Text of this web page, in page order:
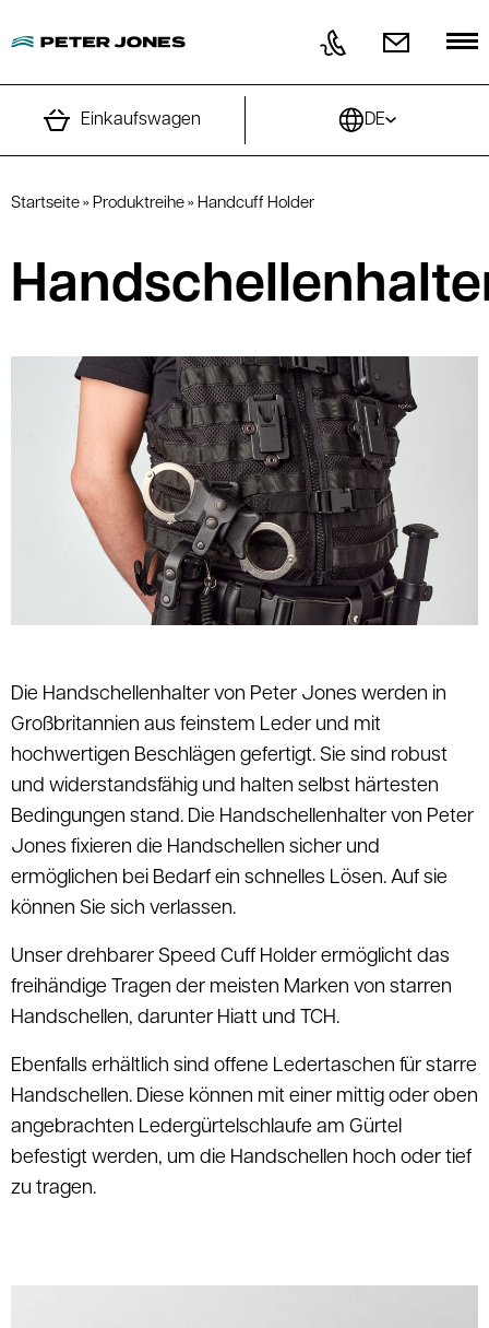
Einkaufswagen DE
Startseite » Produktreihe » Handcuff Holder
Die Handschellenhalter von Peter Jones werden in
Großbritannien aus feinstem Leder und mit
hochwertigen Beschlägen gefertigt. Sie sind robust
und widerstandsfähig und halten selbst härtesten
Bedingungen stand. Die Handschellenhalter von Peter
Jones fixieren die Handschellen sicher und
ermöglichen bei Bedarf ein schnelles Lösen. Auf sie
können Sie sich verlassen.
Unser drehbarer Speed ​​Cuff Holder ermöglicht das
freihändige Tragen der meisten Marken von starren
Handschellen, darunter Hiatt und TCH.
Ebenfalls erhältlich sind offene Ledertaschen für starre
Handschellen. Diese können mit einer mittig oder oben
angebrachten Ledergürtelschlaufe am Gürtel
befestigt werden, um die Handschellen hoch oder tief
zu tragen.